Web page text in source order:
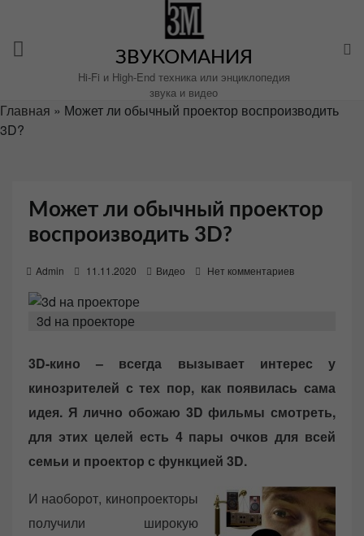
содержимому
ЗВУКОМАНИЯ
Hi-Fi и High-End техника или энциклопедия
звука и видео
Главная » Может ли обычный проектор воспроизводить
3D?
Может ли обычный проектор
воспроизводить 3D?
Admin
s
t
d
o
11.11.2020 Видео Нет комментариев
3d на проекторе
3D-кино – всегда вызывает интерес у
кинозрителей с тех пор, как появилась сама
идея. Я лично обожаю 3D фильмы смотреть,
для этих целей есть 4 пары очков для всей
семьи и проектор с функцией 3D.
И наоборот, кинопроекторы
получили широкую